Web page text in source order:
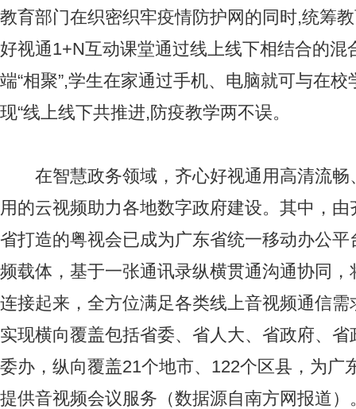
教育部门在织密织牢疫情防护网的同时,统筹
好视通1+N互动课堂通过线上线下相结合的混
端“相聚”,学生在家通过手机、电脑就可与在
现“线上线下共推进,防疫教学两不误。
在智慧政务领域，齐心好视通用高清流畅
用的云视频助力各地数字政府建设。其中，
省打造的粤视会已成为广东省统一移动办公
频载体，基于一张通讯录纵横贯通沟通协同
连接起来，全方位满足各类线上音视频通信
实现横向覆盖包括省委、省人大、省政府、
委办，纵向覆盖21个地市、122个区县，为广
提供音视频会议服务（数据源自南方网报道